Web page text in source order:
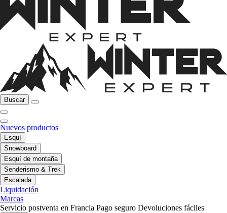
Buscar
Nuevos productos
Esquí
Snowboard
Esquí de montaña
Senderismo & Trek
Escalada
Liquidación
Marcas
Servicio postventa en Francia Pago seguro Devoluciones fáciles